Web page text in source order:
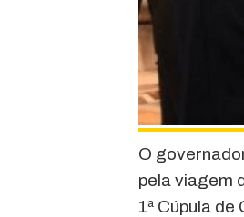
O
pela viagem
1ª Cúpula